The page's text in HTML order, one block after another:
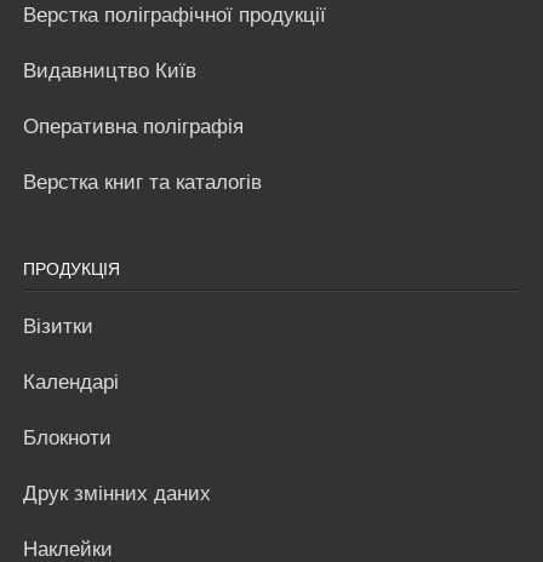
Верстка поліграфічної продукції
Видавництво Київ
Оперативна поліграфія
Верстка книг та каталогів
ПРОДУКЦІЯ
Візитки
Календарі
Блокноти
Друк змінних даних
Наклейки